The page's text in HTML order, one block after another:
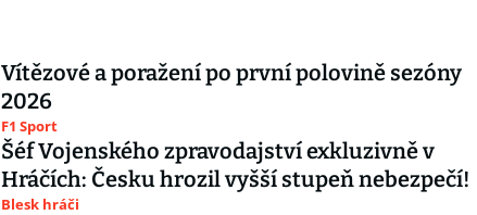
Vítězové a poražení po první polovině sezóny
2026
F1 Sport
Šéf Vojenského zpravodajství exkluzivně v
Hráčích: Česku hrozil vyšší stupeň nebezpečí!
Blesk hráči